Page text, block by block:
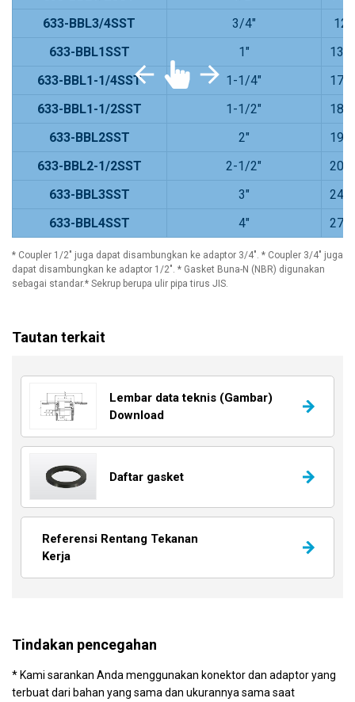
633-BBL3/4SST
3/4"
12
633-BBL1SST
1"
139
633-BBL1-1/4SST
1-1/4"
176
633-BBL1-1/2SST
1-1/2"
184
633-BBL2SST
2"
193
633-BBL2-1/2SST
2-1/2"
205
633-BBL3SST
3"
248
633-BBL4SST
4" 277
* Coupler 1/2" juga dapat disambungkan ke adaptor 3/4". * Coupler 3/4" juga
dapat disambungkan ke adaptor 1/2". * Gasket Buna-N (NBR) digunakan
sebagai standar.* Sekrup berupa ulir pipa tirus JIS.
Tautan terkait
Lembar data teknis (Gambar)
Download
Daftar gasket
Referensi Rentang Tekanan
Kerja
Tindakan pencegahan
* Kami sarankan Anda menggunakan konektor dan adaptor yang
terbuat dari bahan yang sama dan ukurannya sama saat